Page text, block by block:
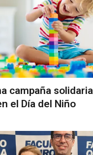
campaña
el Día del Niño